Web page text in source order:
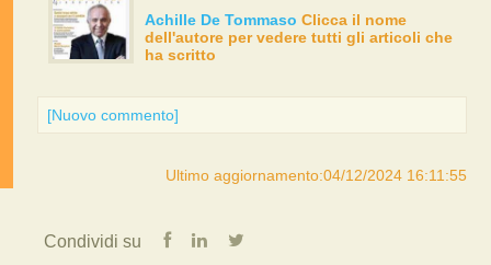
Achille De Tommaso Clicca il nome
dell'autore per vedere tutti gli articoli che
ha scritto
[Nuovo commento]
Ultimo aggiornamento:04/12/2024 16:11:55
Condividi su